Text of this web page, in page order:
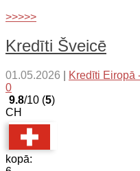
>>>>>
Kredīti Šveicē
01.05.2026 Kredīti Eiropā
0
9.8/10 (5)
CH
kopā: